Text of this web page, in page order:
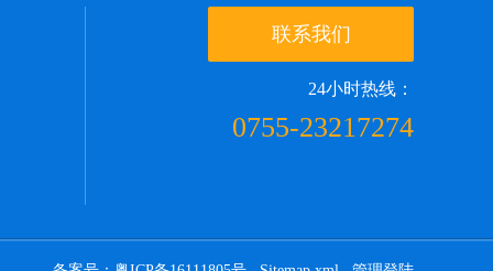
联系我们
24小时热线：
0755-23217274